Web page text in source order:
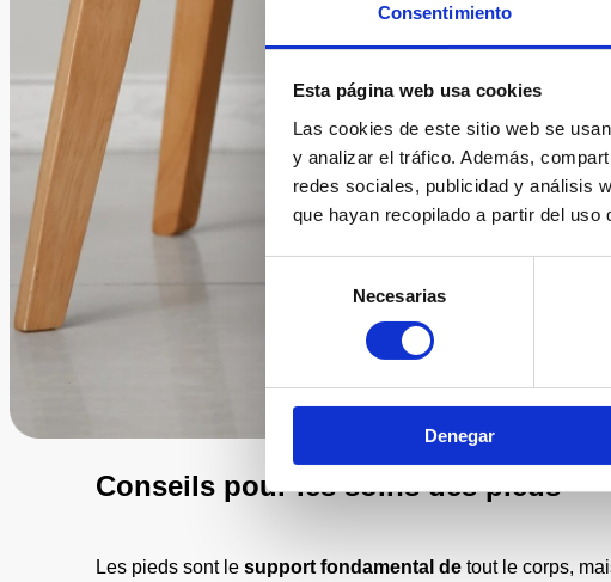
Consentimiento
Esta página web usa cookies
Las cookies de este sitio web se
y analizar el tráfico. Además,
redes sociales, publicidad y análisis
que hayan recopilado a partir del
consentimiento
Necesarias
Denegar
Conseils pour les soins des pieds
Les pieds sont le support fondamental de tout le corps,